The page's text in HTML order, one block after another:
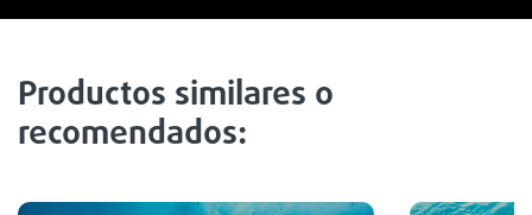
Productos similares o
recomendados: